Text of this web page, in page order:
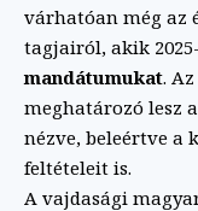
várhatóan még az
tagjairól, akik
mandátumukat.
meghatározó lesz
nézve, beleértve a
feltételeit is.
A vajdasági